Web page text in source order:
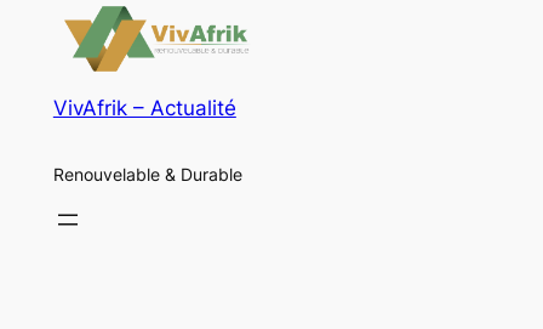
VivAfrik – Actualité
Renouvelable & Durable